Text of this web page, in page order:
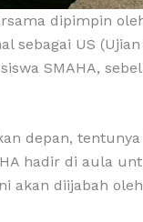
dipimpin
US
SMAHA,
depan,
hadir di aula
diijabah